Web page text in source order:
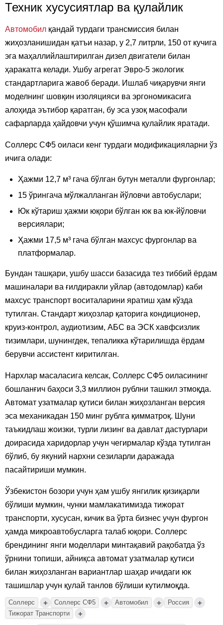
Техник хусусиятлар ва қулайлик
Автомобил қандай турдаги трансмиссия билан
жиҳозланишидан қатъи назар, у 2,7 литрли, 150 от кучига
эга маҳаллийлаштирилган дизел двигатели билан
ҳаракатга келади. Ушбу агрегат Эвро-5 экологик
стандартларига жавоб беради. Ишлаб чиқарувчи янги
моделнинг шовқин изоляцияси ва эргономикасига
алоҳида эътибор қаратган, бу эса узоқ масофали
сафарларда ҳайдовчи учун қўшимча қулайлик яратади.
Соллерс СФ5 оиласи кенг турдаги модификацияларни ўз
ичига олади:
Ҳажми 12,7 м³ гача бўлган бутун металли фургонлар;
15 ўрингача мўлжалланган йўловчи автобуслари;
Юк кўтариш ҳажми юқори бўлган юк ва юк-йўловчи
версиялари;
Ҳажми 17,5 м³ гача бўлган махсус фургонлар ва
платформалар.
Бундан ташқари, ушбу шасси базасида тез тиббий ёрдам
машиналари ва ғилдиракли уйлар (автодомлар) каби
махсус транспорт воситаларини яратиш ҳам кўзда
тутилган. Стандарт жиҳозлар қаторига кондиционер,
круиз-контрол, аудиотизим, АБС ва ЭСК хавфсизлик
тизимлари, шунингдек, тепаликка кўтарилишда ёрдам
берувчи ассистент киритилган.
Нархлар масаласига келсак, Соллерс СФ5 оиласининг
бошланғич баҳоси 3,3 миллион рублни ташкил этмоқда.
Автомат узатмалар қутиси билан жиҳозланган версия
эса механикадан 150 минг рублга қимматроқ. Шуни
таъкидлаш жоизки, турли лизинг ва давлат дастурлари
доирасида харидорлар учун чегирмалар кўзда тутилган
бўлиб, бу якуний нархни сезиларли даражада
пасайтириши мумкин.
Ўзбекистон бозори учун ҳам ушбу янгилик қизиқарли
бўлиши мумкин, чунки мамлакатимизда тижорат
транспорти, хусусан, кичик ва ўрта бизнес учун фургон
ҳамда микроавтобусларга талаб юқори. Соллерс
брендининг янги моделлари минтақавий рақобатда ўз
ўрнини топиши, айниқса автомат узатмалар қутиси
билан жиҳозланган вариантлар шаҳар ичидаги юк
ташишлар учун қулай танлов бўлиши кутилмоқда.
Соллерс + Соллерс СФ5 + Автомобил + Россия +
Тижорат Транспорти +